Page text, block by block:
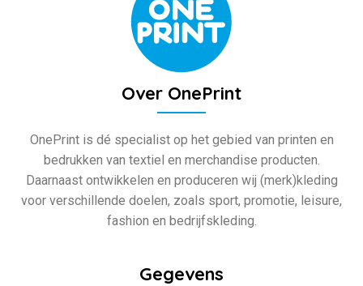
Over OnePrint
OnePrint is dé specialist op het gebied van printen en
bedrukken van textiel en merchandise producten.
Daarnaast ontwikkelen en produceren wij (merk)kleding
voor verschillende doelen, zoals sport, promotie, leisure,
fashion en bedrijfskleding.
Gegevens